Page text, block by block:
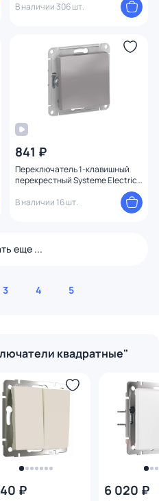
В наличии 306 шт.
841 ₽
Переключатель 1-клавишный
перекрестный Systeme Electric
В наличии 16 шт.
еще ...
3 4 5
квадратные"
₽ 6 020 ₽